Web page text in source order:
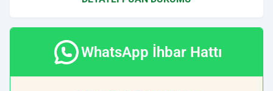
WhatsApp İhbar Hattı